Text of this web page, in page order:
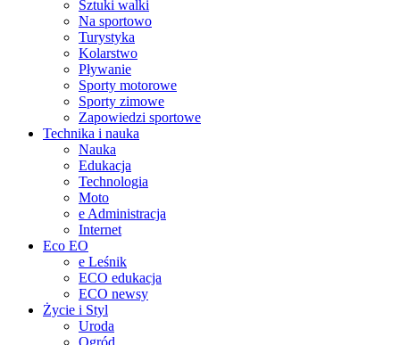
Sztuki walki
Na sportowo
Turystyka
Kolarstwo
Pływanie
Sporty motorowe
Sporty zimowe
Zapowiedzi sportowe
Technika i nauka
Nauka
Edukacja
Technologia
Moto
e Administracja
Internet
Eco EO
e Leśnik
ECO edukacja
ECO newsy
Życie i Styl
Uroda
Ogród